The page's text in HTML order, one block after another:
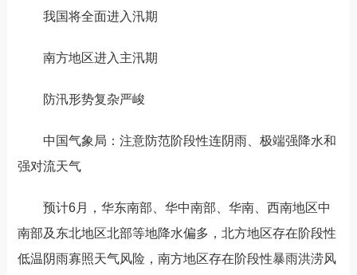
我国将全面进入汛期
南方地区进入主汛期
防汛形势复杂严峻
中国气象局：注意防范阶段性连阴雨、极端强降水和
强对流天气
预计6月，华东南部、华中南部、华南、西南地区中
南部及东北地区北部等地降水偏多，北方地区存在阶段性
低温阴雨寡照天气风险，南方地区存在阶段性暴雨洪涝风